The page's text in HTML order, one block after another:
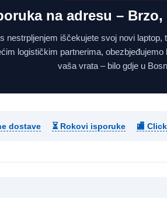
na adresu –
nestrpljenjem iščekujete svoj novi
logističkim partnerima,
vaša vrata – bilo gdje u
dostave ⏳ Rokovi isporuke 🏬